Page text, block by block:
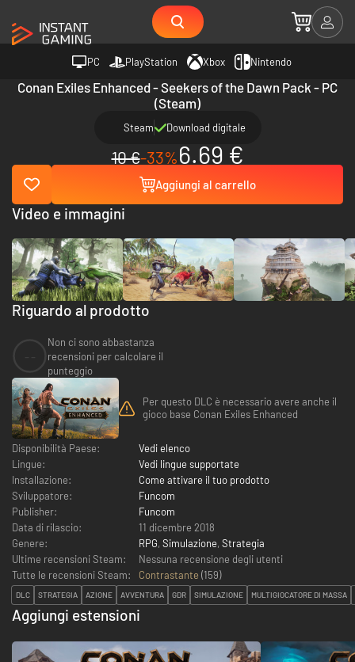
PC PlayStation Xbox Nintendo
Conan Exiles Enhanced - Seekers of the Dawn Pack - PC
(Steam)
Steam Download digitale
10 €-33%6.69 €
Aggiungi al carrello
Riguardo al prodotto
Non ci sono abbastanza
recensioni per calcolare il
punteggio
Per questo DLC è necessario avere anche il
gioco base Conan Exiles Enhanced
Disponibilità Paese:
Vedi elenco
Lingue:
Vedi lingue supportate
Installazione:
Come attivare il tuo prodotto
Sviluppatore:
Funcom
Publisher:
Funcom
Data di rilascio:
11 dicembre 2018
Genere:
RPG, Simulazione, Strategia
Ultime recensioni Steam:
Nessuna recensione degli utenti
Tutte le recensioni Steam:
Contrastante (159)
DLC STRATEGIA AZIONE AVVENTURA GDR SIMULAZIONE MULTIGIOCATORE DI MASSA
Aggiungi estensioni
Video e immagini